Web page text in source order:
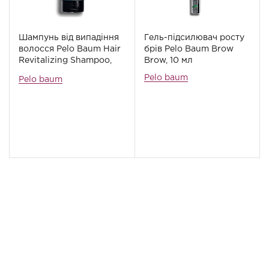
Шампунь від випадіння
волосся Pelo Baum Hair
Revitalizing Shampoo,
Pelo baum
Гель-підсилювач росту
брів Pelo Baum Brow
Brow, 10 мл
Pelo baum